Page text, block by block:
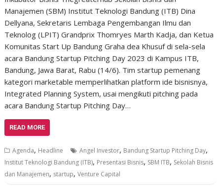
Manajemen (SBM) Institut Teknologi Bandung (ITB) Dina
Dellyana, Sekretaris Lembaga Pengembangan Ilmu dan
Teknolog (LPIT) Grandprix Thomryes Marth Kadja, dan Ketua
Komunitas Start Up Bandung Graha dea Khusuf di sela-sela
acara Bandung Startup Pitching Day 2023 di Kampus ITB,
Bandung, Jawa Barat, Rabu (14/6). Tim startup pemenang
kategori marketable memperlihatkan platform ide bisnisnya,
Integrated Planning System, usai mengikuti pitching pada
acara Bandung Startup Pitching Day…
READ MORE
Agenda, Headline Angel Investor, Bandung Startup Pitching Day,
Institut Teknologi Bandung (ITB), Presentasi Bisnis, SBM ITB, Sekolah Bisnis
dan Manajemen, startup,Venture Capital